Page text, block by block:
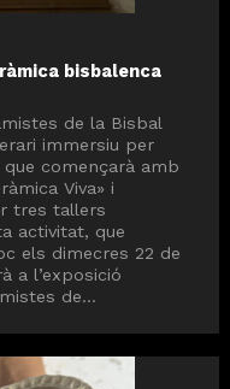
bisbalenca
de la Bisbal
immersiu per
començarà amb
Viva» i
tres tallers
activitat, que
els dimecres 22 de
a l’exposició
de...